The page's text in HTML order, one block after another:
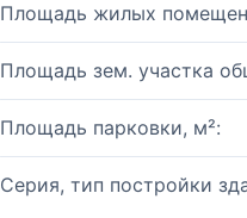
Площадь жилых
Площадь зем. участка
Площадь парковки, м²:
Серия, тип постройки